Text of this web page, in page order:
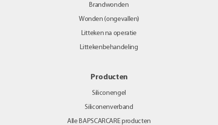
Brandwonden
Wonden (ongevallen)
Litteken na operatie
Littekenbehandeling
Producten
Siliconengel
Siliconenverband
Alle BAPSCARCARE producten